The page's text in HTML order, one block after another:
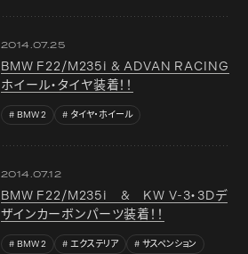
2014.07.25
BMW F22/M235i & ADVAN RACING
ホイール・タイヤ装着！！
BMW 2 タイヤ・ホイール
2014.07.12
BMW F22/M235i & KW V-3・3Dデ
ザインカーボンパーツ装着！！
BMW 2 エクステリア サスペンション